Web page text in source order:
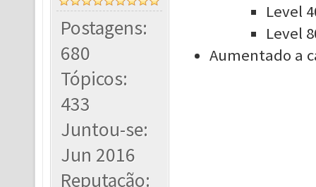
Postagens:
680
Tópicos:
433
Juntou-se:
Jun 2016
Reputação:
Level
Level
Aumentado a